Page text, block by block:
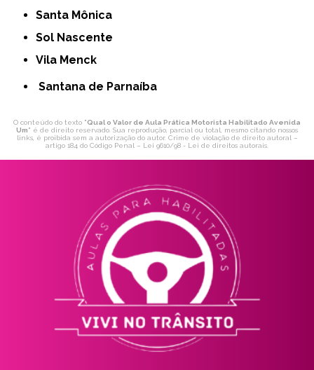
Santa Mônica
Sol Nascente
Vila Menck
Santana de Parnaíba
O conteúdo do texto "Qual o Valor de Aula Prática Motorista Habilitado Avenida
Um" é de direito reservado. Sua reprodução, parcial ou total, mesmo citando nossos
links, é proibida sem a autorização do autor. Crime de violação de direito autoral –
artigo 184 do Código Penal – Lei 9610/98 - Lei de direitos autorais.